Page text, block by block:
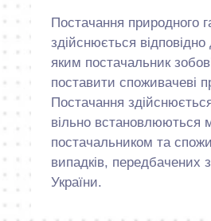
Постачання природного
здійснюється
яким постачальник
поставити споживачеві
Постачання
вільно встановлюються
постачальником та
випадків, передбачених
України.